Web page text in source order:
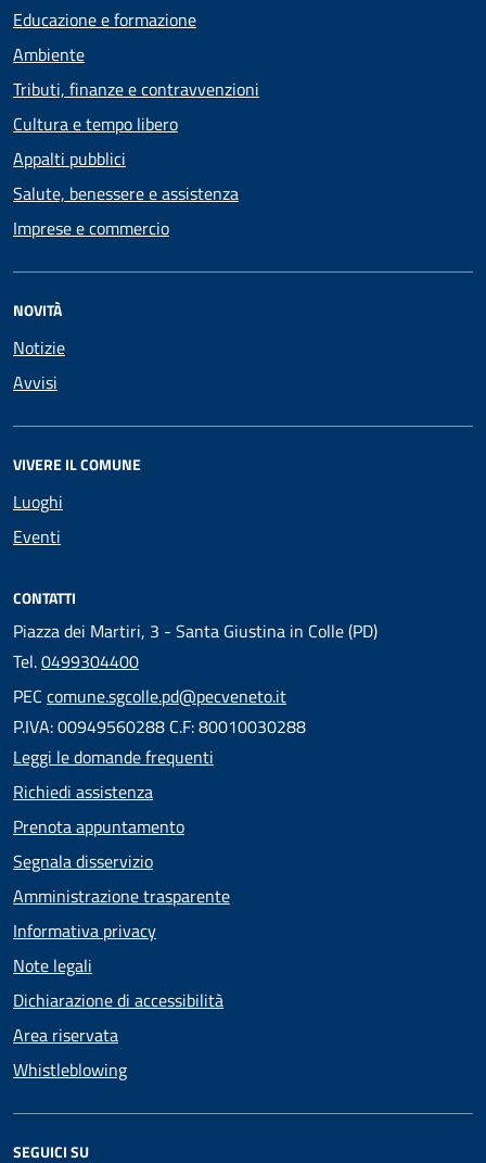
Educazione e formazione
Ambiente
Tributi, finanze e contravvenzioni
Cultura e tempo libero
Appalti pubblici
Salute, benessere e assistenza
Imprese e commercio
NOVITÀ
Notizie
Avvisi
VIVERE IL COMUNE
Luoghi
Eventi
CONTATTI
Piazza dei Martiri, 3 - Santa Giustina in Colle (PD)
Tel.0499304400
PEC comune.sgcolle.pd@pecveneto.it
P.IVA: 00949560288 C.F: 80010030288
Leggi le domande frequenti
Richiedi assistenza
Prenota appuntamento
Segnala disservizio
Amministrazione trasparente
Informativa privacy
Note legali
Dichiarazione di accessibilità
Area riservata
Whistleblowing
SEGUICI SU